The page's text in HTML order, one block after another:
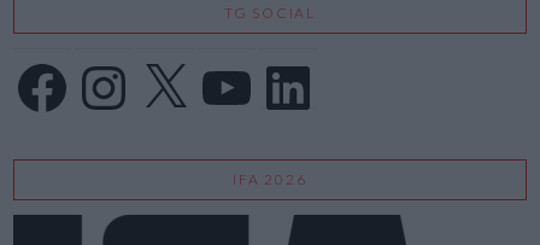
TG SOCIAL
FacebookInstagram
X LinkedIn
IFA 2026